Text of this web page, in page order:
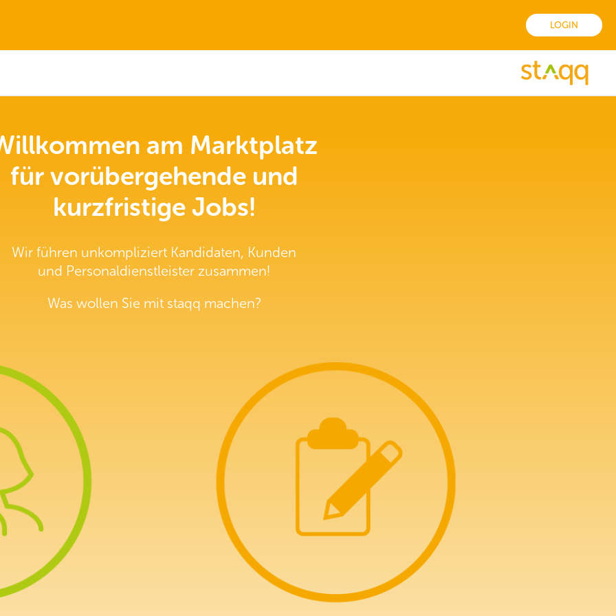
LOGIN
am Marktplatz
für vorübergehende und
kurzfristige Jobs!
Wir führen unkompliziert Kandidaten, Kunden
und Personaldienstleister zusammen!
Was wollen Sie mit staqq machen?